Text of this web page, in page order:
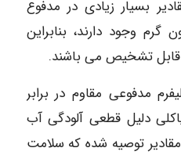
بسیار زیادی در مدفوع
وجود دارند، بنابراین
قابل تشخیص می باشند.
مدفوعی مقاوم در برابر
دلیل قطعی آلودگی آب
توصیه شده که سلامت